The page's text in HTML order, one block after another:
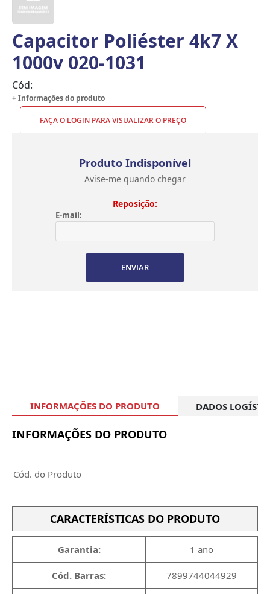
Capacitor Poliéster 4k7 X
1000v 020-1031
Cód:
+ Informações do produto
FAÇA O LOGIN PARA VISUALIZAR O PREÇO
Produto Indisponível
Avise-me quando chegar
Reposição:
E-mail:
ENVIAR
INFORMAÇÕES DO PRODUTO DADOS
INFORMAÇÕES DO PRODUTO
Cód. do Produto
CARACTERÍSTICAS DO PRODUTO
Garantia: 1 ano
Cód. Barras: 7899744044929